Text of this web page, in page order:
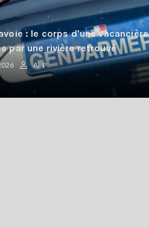
: le corps d'une vacancière
par une rivière retrouvé
AFP